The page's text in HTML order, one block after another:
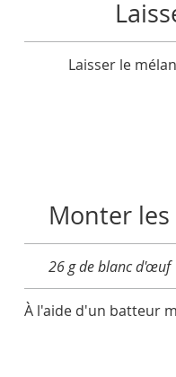
Laisser le
Monter
26 g de blanc d'œuf
À l'aide d'un batteur